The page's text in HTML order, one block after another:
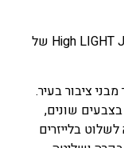
אמש הושק בשמי ירושלים מופע לייזר High LIGHT JLM של
ציבור בעיר.
שונים,
בלייזרים